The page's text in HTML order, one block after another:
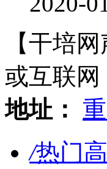
【干培
或互联网
地址：
/热门